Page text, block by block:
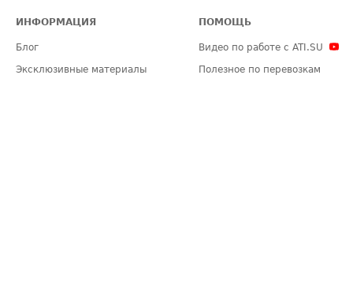
ИНФОРМАЦИЯ
Блог
Эксклюзивные материалы
ПОМОЩЬ
Видео по работе с ATI.SU
Полезное по перевозкам